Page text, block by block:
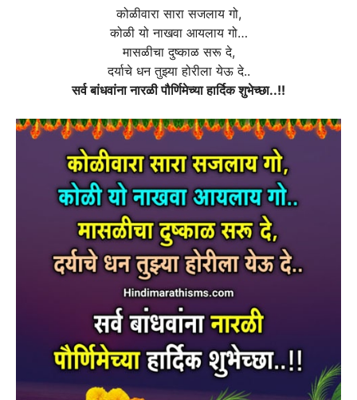
कोळीवारा सारा सजलाय गो,
कोळी यो नाखवा आयलाय गो…
मासळीचा दुष्काळ सरू दे,
दर्याचे धन तुझ्या होरीला येऊ दे..
सर्व बांधवांना नारळी पौर्णिमेच्या हार्दिक शुभेच्छा..!!